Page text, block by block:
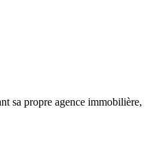
sa propre agence immobilière,